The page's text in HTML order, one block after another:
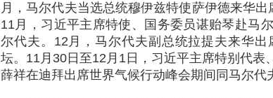
月，马尔代夫当选总统穆伊兹特使萨伊德来华出
11月，习近平主席特使、国务委员谌贻琴赴马
尔代夫。12月，马尔代夫副总统拉提夫来华
坛。11月30日至12月1日，习近平主席特别代
薛祥在迪拜出席世界气候行动峰会期间同马尔代